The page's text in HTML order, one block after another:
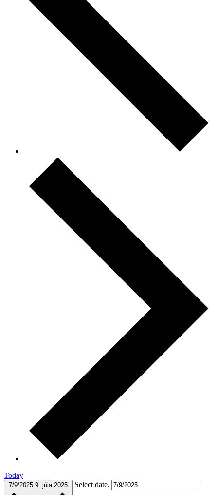
Today
7/9/2025 9. júla 2025 Select date.